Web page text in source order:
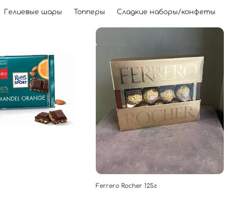
Гелиевые шары Топперы Сладкие наборы/конфеты
Ferrero Rocher 125г